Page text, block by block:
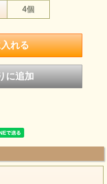
された『クリスタルシン
ル』
こえるだけじゃなく
伝わり、
を取らないサイズのク
ボウルです！
イズです
ンギングボウルも多い
が
して入荷しております
4個